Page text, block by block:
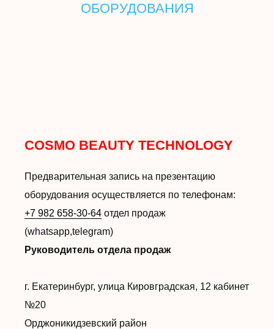
ОБОРУДОВАНИЯ
COSMO BEAUTY TECHNOLOGY
Предварительная запись на презентацию
оборудования осуществляется по телефонам:
+7 982 658-30-64 отдел продаж
(whatsapp,telegram)
Руководитель отдела продаж
г. Екатеринбург, улица Кировградская, 12 кабинет
№20
Орджоникидзевский район